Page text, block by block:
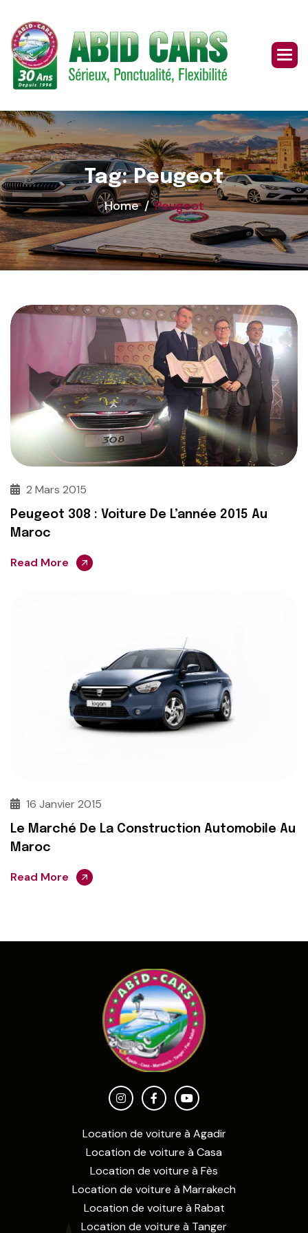
content
Tag: Peugeot
Home Peugeot
2 Mars 2015
Peugeot 308 : Voiture De L’année 2015 Au
Maroc
Read More
16 Janvier 2015
Le Marché De La Construction Automobile Au
Maroc
Read More
Location de voiture à Agadir
Location de voiture à Casa
Location de voiture à Fès
Location de voiture à Marrakech
Location de voiture à Rabat
Location de voiture à Tanger